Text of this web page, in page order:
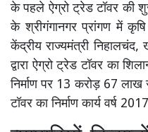
के पहले ऐग्रो ट्रेड टॉवर की
के श्रीगंगानगर प्रांगण में
केंद्रीय राज्यमंत्री निहालचंद,
द्वारा ऐग्रो ट्रेड टॉवर का
निर्माण पर 13 करोड़ 67 लाख
टॉवर का निर्माण कार्य वर्ष